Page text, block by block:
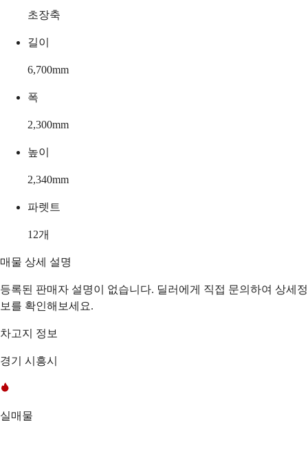
초장축
길이
6,700mm
폭
2,300mm
높이
2,340mm
파렛트
12개
매물 상세 설명
등록된 판매자 설명이 없습니다. 딜러에게 직접 문의하여 상세정
보를 확인해보세요.
차고지 정보
경기 시흥시
실매물